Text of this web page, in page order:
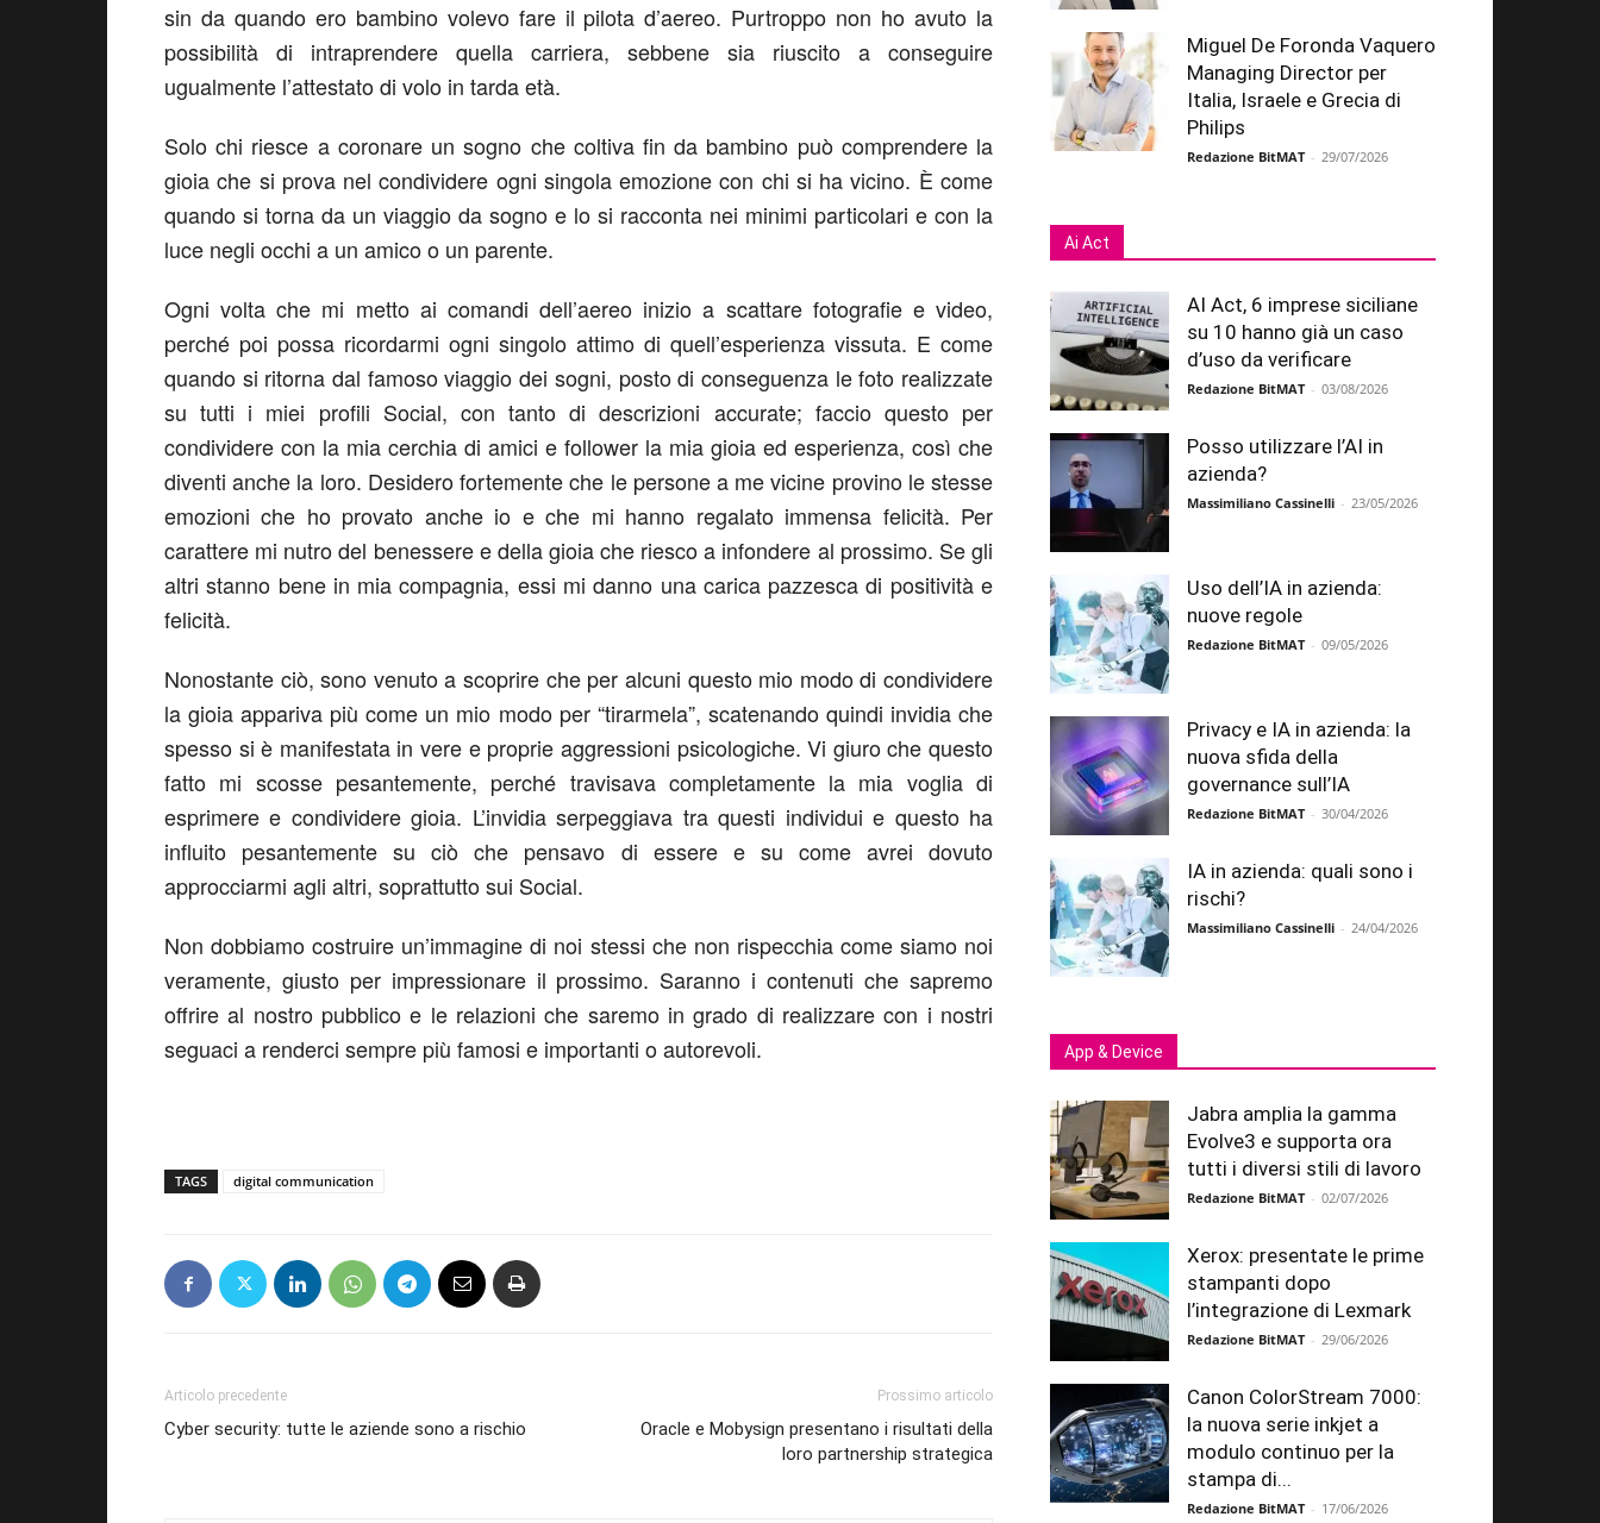
sin da quando ero bambino volevo fare il pilota d’aereo. Purtroppo non ho avuto la
possibilità di intraprendere quella carriera, sebbene sia riuscito a conseguire
ugualmente l’attestato di volo in tarda età.
Solo chi riesce a coronare un sogno che coltiva fin da bambino può comprendere la
gioia che si prova nel condividere ogni singola emozione con chi si ha vicino. È come
quando si torna da un viaggio da sogno e lo si racconta nei minimi particolari e con la
luce negli occhi a un amico o un parente.
Ogni volta che mi metto ai comandi dell’aereo inizio a scattare fotografie e video,
perché poi possa ricordarmi ogni singolo attimo di quell’esperienza vissuta. E come
quando si ritorna dal famoso viaggio dei sogni, posto di conseguenza le foto realizzate
su tutti i miei profili Social, con tanto di descrizioni accurate; faccio questo per
condividere con la mia cerchia di amici e follower la mia gioia ed esperienza, così che
diventi anche la loro. Desidero fortemente che le persone a me vicine provino le stesse
emozioni che ho provato anche io e che mi hanno regalato immensa felicità. Per
carattere mi nutro del benessere e della gioia che riesco a infondere al prossimo. Se gli
altri stanno bene in mia compagnia, essi mi danno una carica pazzesca di positività e
felicità.
Nonostante ciò, sono venuto a scoprire che per alcuni questo mio modo di condividere
la gioia appariva più come un mio modo per “tirarmela”, scatenando quindi invidia che
spesso si è manifestata in vere e proprie aggressioni psicologiche. Vi giuro che questo
fatto mi scosse pesantemente, perché travisava completamente la mia voglia di
esprimere e condividere gioia. L’invidia serpeggiava tra questi individui e questo ha
influito pesantemente su ciò che pensavo di essere e su come avrei dovuto
approcciarmi agli altri, soprattutto sui Social.
Non dobbiamo costruire un’immagine di noi stessi che non rispecchia come siamo noi
veramente, giusto per impressionare il prossimo. Saranno i contenuti che sapremo
offrire al nostro pubblico e le relazioni che saremo in grado di realizzare con i nostri
seguaci a renderci sempre più famosi e importanti o autorevoli.
TAGS digital communication
Articolo precedente
Cyber security: tutte le aziende sono a rischio
Prossimo articolo
Oracle e Mobysign presentano i risultati della
loro partnership strategica
Miguel De Foronda Vaquero
Managing Director per
Italia, Israele e Grecia di
Philips
Redazione BitMAT - 29/07/2026
Ai Act
AI Act, 6 imprese siciliane
su 10 hanno già un caso
d’uso da verificare
Redazione BitMAT - 03/08/2026
Posso utilizzare l’AI in
azienda?
Massimiliano Cassinelli - 23/05/2026
Uso dell’IA in azienda:
nuove regole
Redazione BitMAT - 09/05/2026
Privacy e IA in azienda: la
nuova sfida della
governance sull’IA
Redazione BitMAT - 30/04/2026
IA in azienda: quali sono i
rischi?
Massimiliano Cassinelli - 24/04/2026
App & Device
Jabra amplia la gamma
Evolve3 e supporta ora
tutti i diversi stili di lavoro
Redazione BitMAT - 02/07/2026
Xerox: presentate le prime
stampanti dopo
l’integrazione di Lexmark
Redazione BitMAT - 29/06/2026
Canon ColorStream 7000:
la nuova serie inkjet a
modulo continuo per la
stampa di...
Redazione BitMAT - 17/06/2026